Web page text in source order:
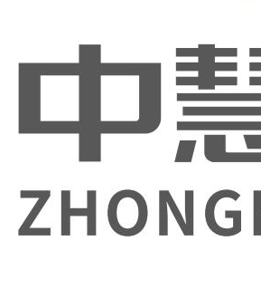
院校和应用型本科院校
职业教育改革实施方案)
容之一。为了便于 1+X
融入院校学历教育,中慧
集团有限公司组织编写
书制度试点培训用书
程序开发”系列教材。